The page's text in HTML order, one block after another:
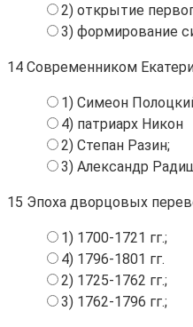
2) открытие
3) формирование
14 Современником
1) Симеон
4) патриарх Никон
2) Степан Разин;
3) Александр
15 Эпоха дворцовых
1) 1700-1721 гг.;
4) 1796-1801 гг.
2) 1725-1762 гг.;
3) 1762-1796 гг.;